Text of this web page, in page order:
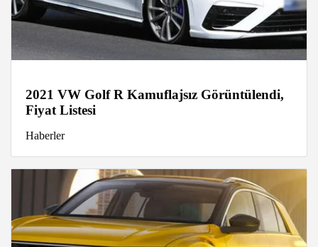
2021 VW Golf R Kamuflajsız Görüntülendi,
Fiyat Listesi
Haberler